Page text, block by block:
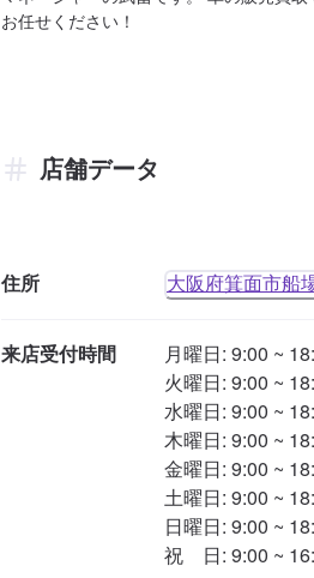
お任せください！
店舗データ
住所 大阪府箕面市船
来店受付時間
月曜日: 9:00 ~
火曜日: 9:00 ~
水曜日: 9:00 ~
木曜日: 9:00 ~
金曜日: 9:00 ~
土曜日: 9:00 ~
日曜日: 9:00 ~
祝　日: 9:00 ~